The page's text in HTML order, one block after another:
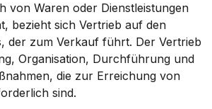
von Waren oder Dienstleistungen
bezieht sich Vertrieb auf den
der zum Verkauf führt. Der Vertrieb
Organisation, Durchführung und
die zur Erreichung von
sind.